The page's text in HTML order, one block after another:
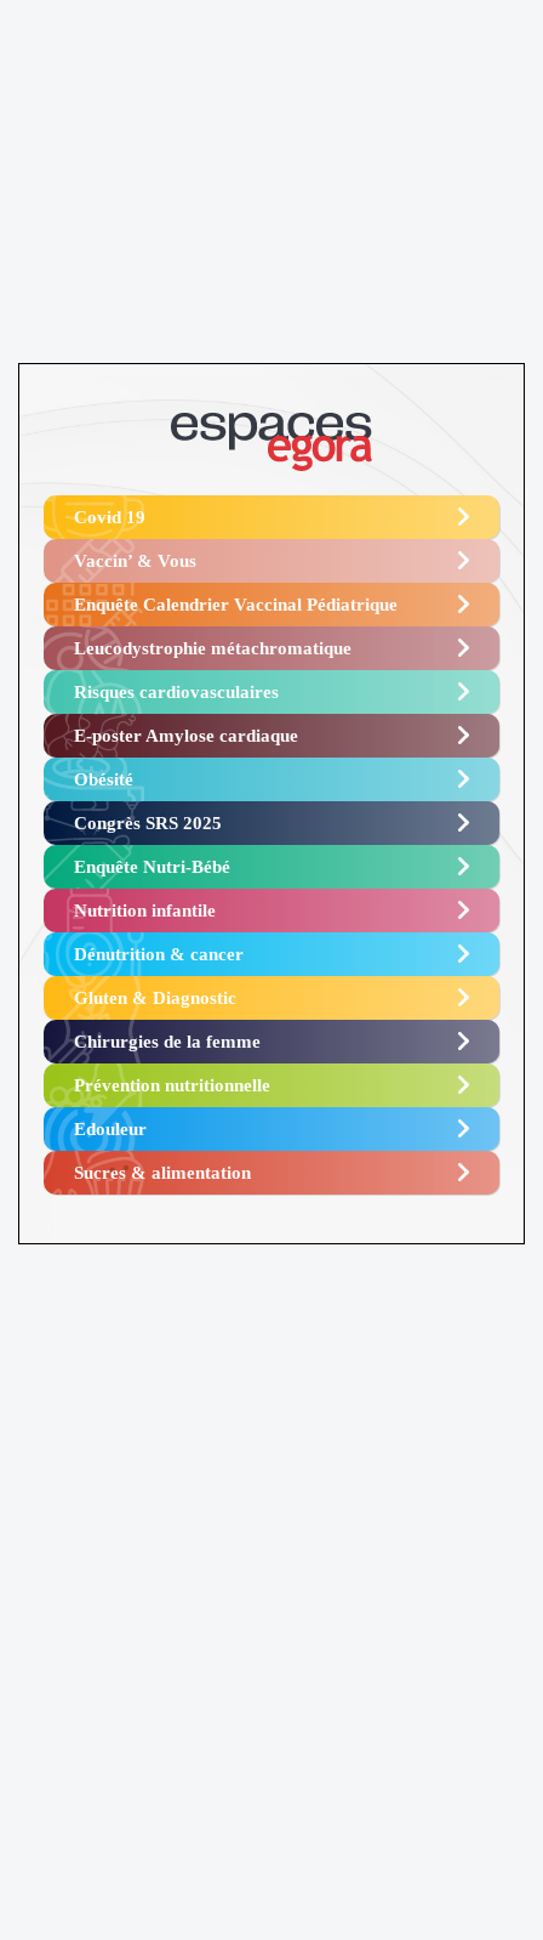
Covid 19
Vaccin’ & Vous
Enquête Calendrier Vaccinal Pédiatrique
Leucodystrophie métachromatique
Risques cardiovasculaires
E-poster Amylose cardiaque ​
Obésité ​
Congrès SRS 2025 ​
Enquête Nutri-Bébé ​
Nutrition infantile
Dénutrition & cancer
Gluten & Diagnostic
Chirurgies de la femme
Prévention nutritionnelle
Edouleur​
Sucres & alimentation​